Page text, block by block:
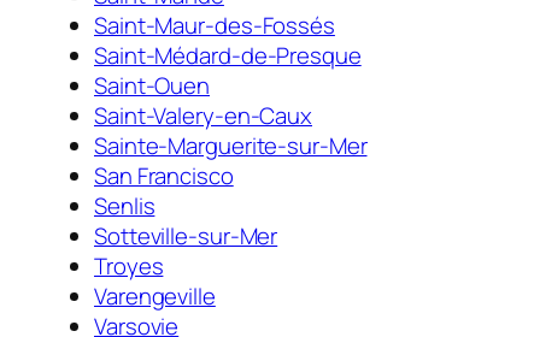
Saint-Maur-des-Fossés
Saint-Médard-de-Presque
Saint-Ouen
Saint-Valery-en-Caux
Sainte-Marguerite-sur-Mer
San Francisco
Senlis
Sotteville-sur-Mer
Troyes
Varengeville
Varsovie